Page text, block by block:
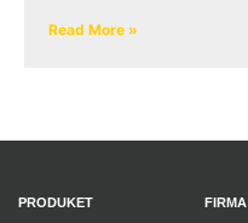
Read More »
PRODUKET FIRMA